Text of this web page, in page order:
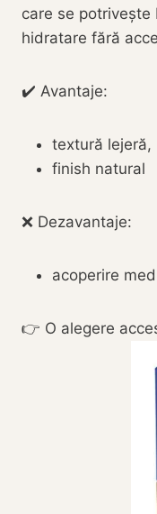
care se
hidratare fără
✔️ Avantaje:
textură lejeră,
finish natural
❌ Dezavantaje:
acoperire
👉 O alegere